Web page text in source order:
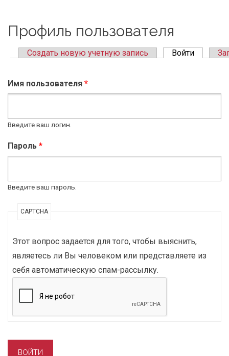
Профиль пользователя
Создать новую учетную запись Войти (active
Имя пользователя *
Введите ваш логин.
Пароль *
Введите ваш пароль.
CAPTCHA
Этот вопрос задается для того, чтобы выяснить,
являетесь ли Вы человеком или представляете из
себя автоматическую спам-рассылку.